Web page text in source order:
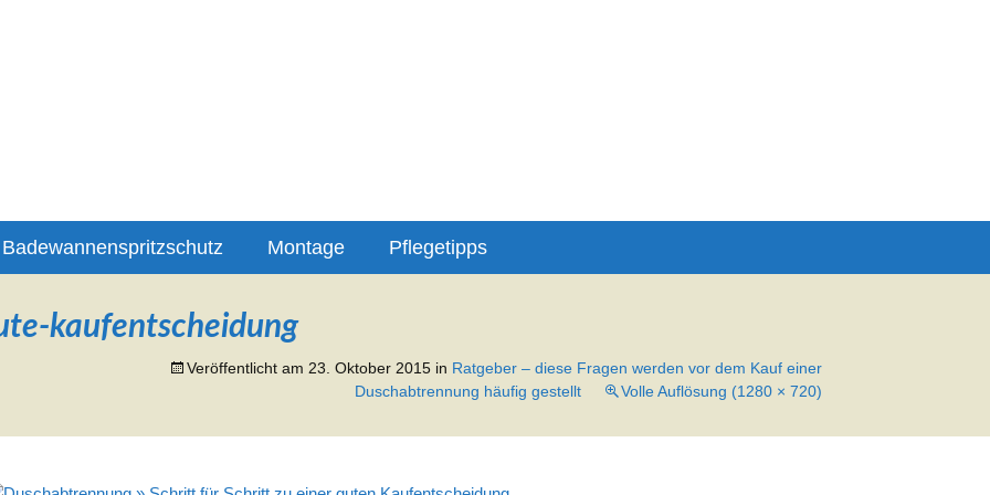
Badewannenspritzschutz Montage Pflegetipps
kaufentscheidung
Veröffentlicht am 23. Oktober 2015 in Ratgeber – diese Fragen werden vor dem Kauf einer
Duschabtrennung häufig gestellt
Volle Auflösung (1280 × 720)